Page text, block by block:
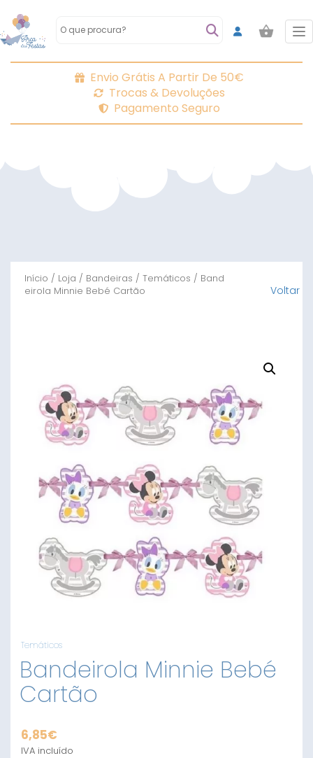
Envio Grátis A Partir De 50€
Trocas & Devoluções
Pagamento Seguro
Início / Loja / Bandeiras / Temáticos / Band
eirola Minnie Bebé Cartão
Voltar
Temáticos
Bandeirola Minnie Bebé
Cartão
6,85€
IVA incluído